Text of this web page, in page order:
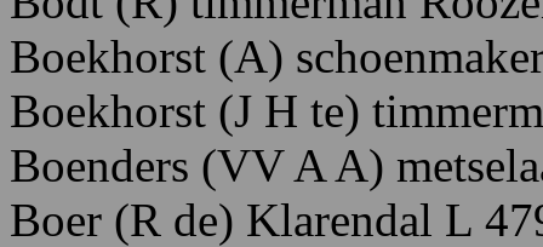
Boekhorst (A)
Boekhorst (J H te)
Boenders (VV A A)
Boer (R de) Klarendal L